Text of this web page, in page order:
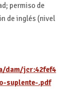
permiso de
de inglés (nivel
dam/jcr:42fef4
suplente-.pdf